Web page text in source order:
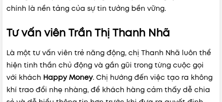
chính là nền tảng của sự tin tưởng bền vững.
Tư vấn viên Trần Thị Thanh Nhã
Là một tư vấn viên trẻ năng động, chị Thanh Nhã luôn thể
hiện tinh thần chủ động và gần gũi trong từng cuộc gọi
với khách Happy Money. Chị hướng đến việc tạo ra không
khí trao đổi nhẹ nhàng, để khách hàng cảm thấy dễ chia